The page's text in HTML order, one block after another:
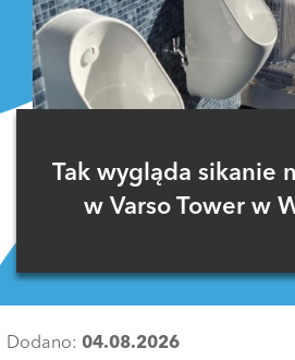
Tak wygląda sikanie
w Varso Tower w
Dodano: 04.08.2026